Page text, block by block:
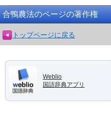
合鴨農法のページの著作権
トップページに戻る
Weblio
国語辞典アプリ